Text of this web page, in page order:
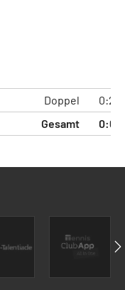
Doppel
0:2
Gesamt
0:6